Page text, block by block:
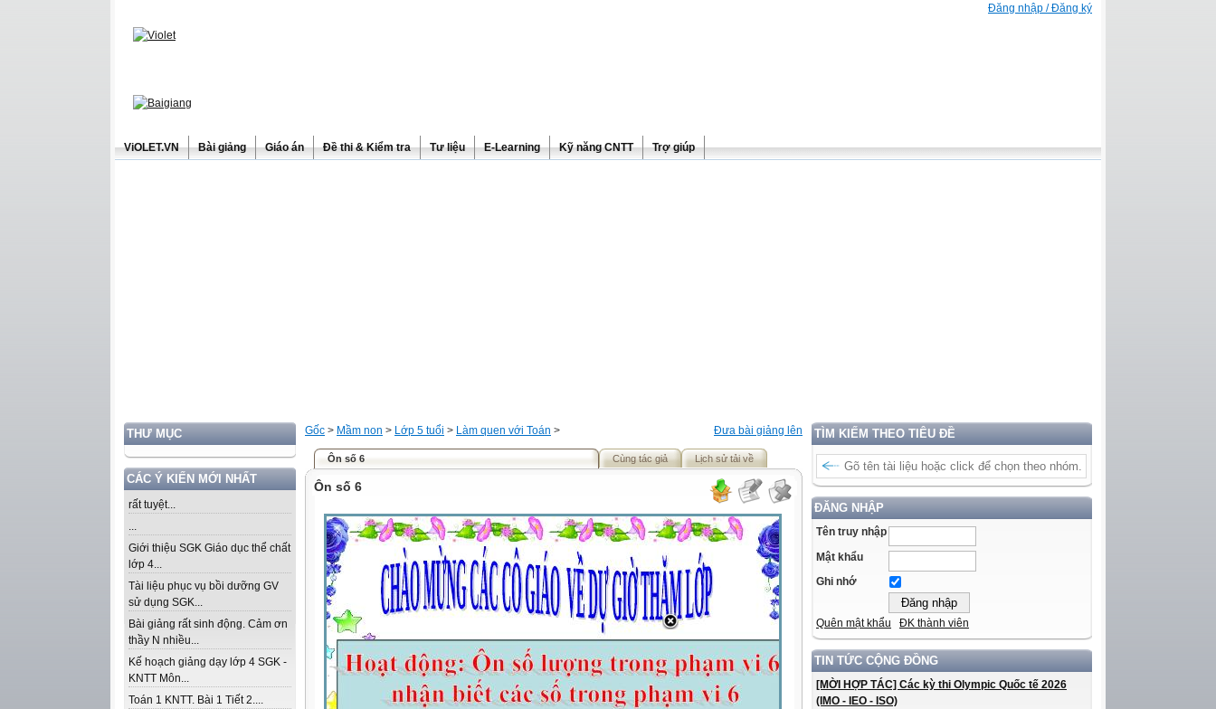
Đăng nhập / Đăng ký
ViOLET.VN Bài giảng Giáo án Đề thi & Kiểm tra Tư liệu E-Learning Kỹ năng CNTT Trợ giúp
THƯ MỤC
CÁC Ý KIẾN MỚI NHẤT
rất tuyệt...
...
Giới thiệu SGK Giáo dục thể chất
lớp 4...
Tài liệu phục vụ bồi dưỡng GV
sử dụng SGK...
Bài giảng rất sinh động. Cảm ơn
thầy N nhiều...
Kế hoạch giảng dạy lớp 4 SGK -
KNTT Môn...
Toán 1 KNTT. Bài 1 Tiết 2....
TÌM KIẾM THEO TIÊU ĐỀ
ĐĂNG NHẬP
Tên truy nhập
Mật khẩu
Ghi nhớ
Quên mật khẩu ĐK thành viên
TIN TỨC CỘNG ĐỒNG
[MỜI HỢP TÁC] Các kỳ thi Olympic Quốc tế 2026
(IMO - IEO - ISO)
Đưa bài giảng lên
Gốc > Mầm non > Lớp 5 tuổi > Làm quen với Toán >
Ôn số 6 Cùng tác giả Lịch sử tải về
Ôn số 6